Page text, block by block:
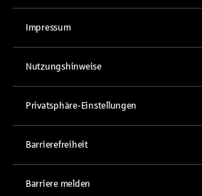
Impressum
Nutzungshinweise
Privatsphäre-Einstellungen
Barrierefreiheit
Barriere melden